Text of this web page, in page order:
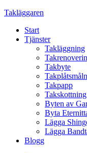
Skip
content
Takläggaren
Start
Tjänster
Takläggning
Takbyte
Takpapp
Takskottning
Byten av
Byta
Lägga
Lägga
Blogg